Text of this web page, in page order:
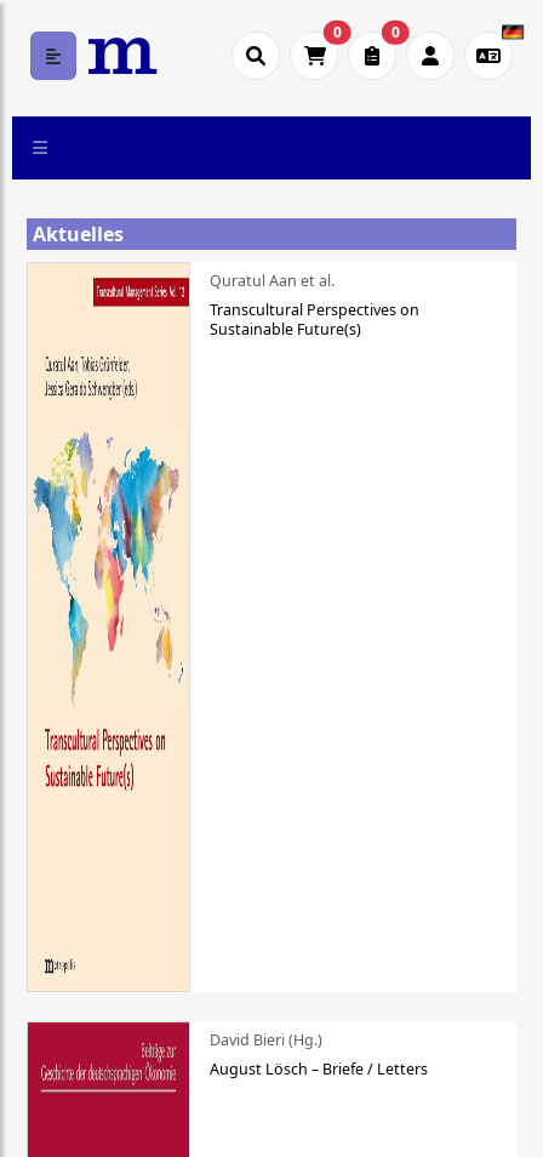
0 0
Aktuelles
Quratul Aan et al.
Transcultural Perspectives on
Sustainable Future(s)
David Bieri (Hg.)
August Lösch – Briefe / Letters